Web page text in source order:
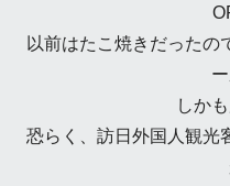
以前はたこ焼きだったの
しか
恐らく、訪日外国人観光